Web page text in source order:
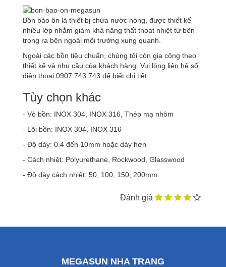
Bồn bảo ôn là thiết bị chứa nước nóng, được thiết kế
nhiều lớp nhằm giảm khả năng thất thoát nhiệt từ bên
trong ra bên ngoài môi trường xung quanh.
Ngoài các bồn tiêu chuẩn, chúng tôi còn gia công theo
thiết kế và nhu cầu của khách hàng. Vui lòng liên hệ số
điện thoại 0907 743 743 để biết chi tiết.
Tùy chọn khác
- Vỏ bồn: INOX 304, INOX 316, Thép mạ nhôm
- Lõi bồn: INOX 304, INOX 316
- Độ dày: 0.4 đến 10mm hoặc dày hơn
- Cách nhiệt: Polyurethane, Rockwood, Glasswood
- Độ dày cách nhiệt: 50, 100, 150, 200mm
Đánh giá
MEGASUN NHA TRANG